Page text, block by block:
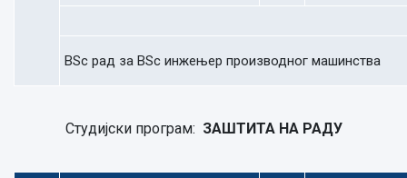
BSc рад за BSc инжењер производног машинства
Студијски програм: ЗАШТИТА НА РАДУ